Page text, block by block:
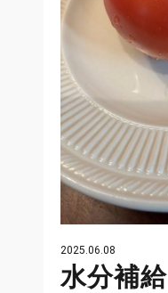
2025.06.08
水分補給